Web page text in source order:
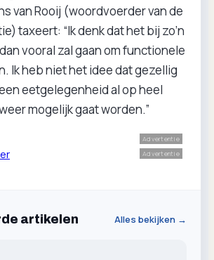
van Rooij (woordvoerder van de
taxeert: “Ik denk dat het bij zo’n
vooral zal gaan om functionele
Ik heb niet het idee dat gezellig
eetgelegenheid al op heel
mogelijk gaat worden.”
Advertentie
Advertentie
artikelen Alles bekijken →